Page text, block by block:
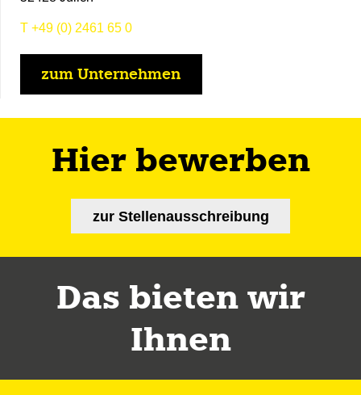
T +49 (0) 2461 65 0
zum Unternehmen
Hier bewerben
zur Stellenausschreibung
Das bieten wir
Ihnen